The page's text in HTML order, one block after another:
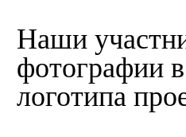
Наши
фотографии
логотипа